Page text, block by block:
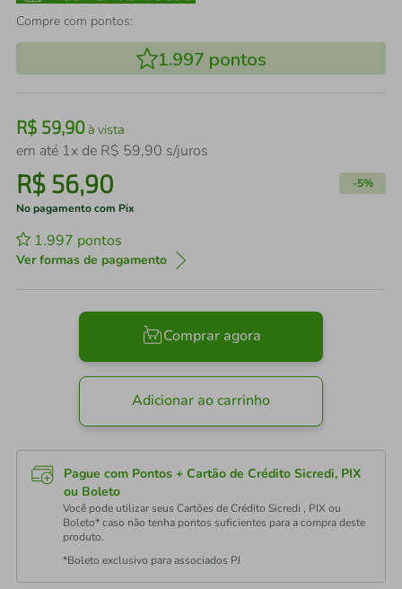
Compre com pontos:
1.997 pontos
R$ 59,90à vista
em até 1x de R$ 59,90 s/juros
R$ 56,90 -5%
No pagamento com Pix
1.997 pontos
Ver formas de pagamento
Comprar agora
Adicionar ao carrinho
Pague com Pontos + Cartão de Crédito Sicredi, PIX
ou Boleto
Você pode utilizar seus Cartões de Crédito Sicredi , PIX ou
Boleto* caso não tenha pontos suficientes para a compra deste
produto.
*Boleto exclusivo para associados PJ